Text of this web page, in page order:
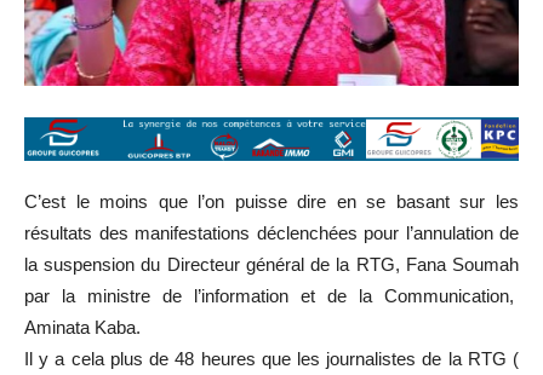
C’est le moins que l’on puisse dire en se basant sur les
résultats des manifestations déclenchées pour l’annulation de
la suspension du Directeur général de la RTG, Fana Soumah
par la ministre de l’information et de la Communication,
Aminata Kaba.
Il y a cela plus de 48 heures que les journalistes de la RTG (